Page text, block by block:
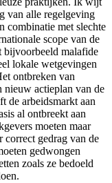
van alle regelgeving
combinatie met slechte
scope van de
bijvoorbeeld malafide
lokale wetgevingen
ontbreken van
actieplan van de
de arbeidsmarkt aan
al ontbreekt aan
moeten maar
correct gedrag van de
gedwongen
zoals ze bedoeld